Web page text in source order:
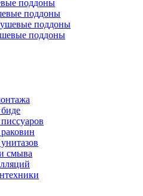
поддоны
поддоны
поддоны
поддоны
смыва